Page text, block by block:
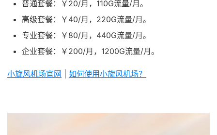
普通套餐：￥20/月，110G流量/月。
高级套餐：￥40/月，220G流量/月。
专业套餐：￥80/月，440G流量/月。
企业套餐：￥200/月，1200G流量/月。
小旋风机场官网 如何使用小旋风机场？